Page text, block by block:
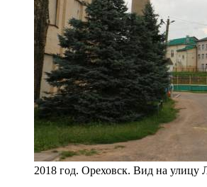
2018 год. Ореховск. Вид на